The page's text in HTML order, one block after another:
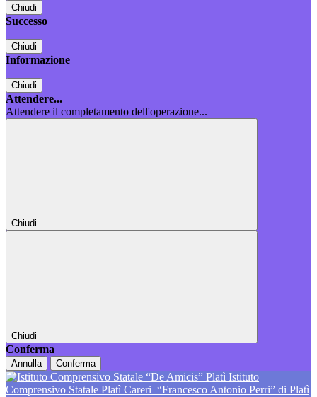
Chiudi
Successo
Chiudi
Informazione
Chiudi
Attendere...
Attendere il completamento dell'operazione...
Chiudi
Chiudi
Conferma
Annulla Conferma
Istituto
Comprensivo Statale Platì Careri “Francesco Antonio Perri” di Platì